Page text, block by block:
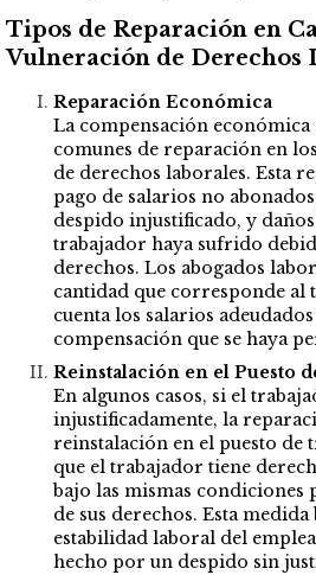
Tipos de Reparación en
Vulneración de Derechos
Reparación Económica
La compensación económica
comunes de reparación en
de derechos laborales. Esta
pago de salarios no
despido injustificado, y
trabajador haya sufrido
derechos. Los abogados
cantidad que corresponde al
cuenta los salarios
compensación que se haya
Reinstalación en el Puesto
En algunos casos, si el
injustificadamente, la
reinstalación en el puesto de
que el trabajador tiene
bajo las mismas condiciones
de sus derechos. Esta
estabilidad laboral del
hecho por un despido sin